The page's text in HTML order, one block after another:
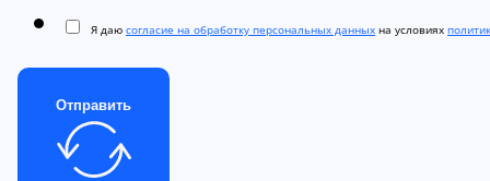
Я даю согласие на обработку персональных данных на условиях
Отправить